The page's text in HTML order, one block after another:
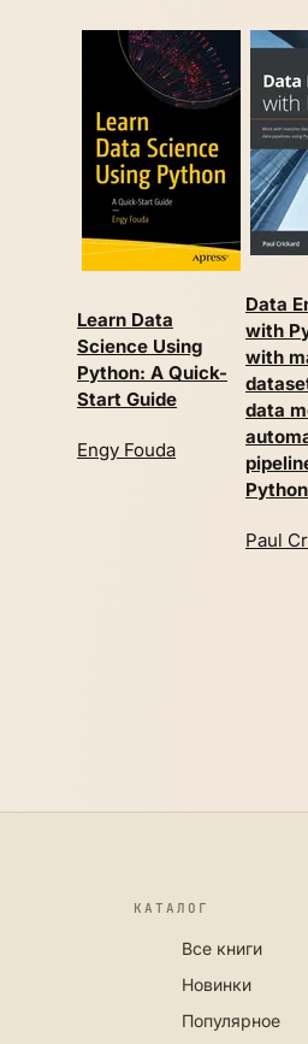
Learn Data
Science Using
Python: A Quick-
Start Guide
Engy Fouda
Data
with
with
data
Python
Paul
КАТАЛОГ
Все книги
Новинки
Популярное